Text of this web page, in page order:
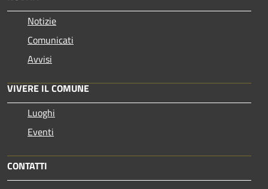
Notizie
Comunicati
Avvisi
VIVERE IL COMUNE
Luoghi
Eventi
CONTATTI